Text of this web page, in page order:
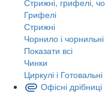
Грифелі
Стрижні
Чорнило і
Показати всі
Чинки
Циркулі і Готовальні
Офісні дрібниці